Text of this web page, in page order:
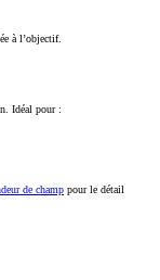
à l’objectif.
Idéal pour :
de champ pour le détail